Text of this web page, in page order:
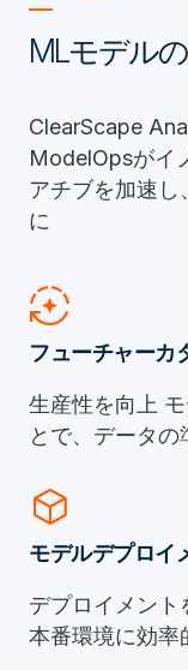
MLモデル
ClearScape
ModelOpsがイ
アチブを加速
に
auto_mode
フューチャーカ
生産性を向上
とで、データ
deployed_code
モデルデプロイ
デプロイメント
本番環境に効率